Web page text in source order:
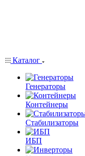
Каталог
Генераторы
Контейнеры
Стабилизаторы
ИБП